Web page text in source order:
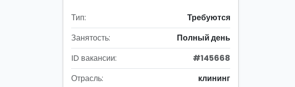
Тип:
Требуются
Занятость:
Полный день
ID вакансии:
#145668
Отрасль:
клининг